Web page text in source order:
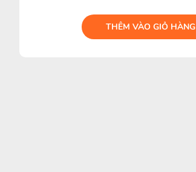
THÊM VÀO GIỎ HÀNG